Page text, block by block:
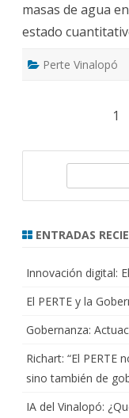
masas de agua
estado
Perte Vinalopó
entradas
1
c
ENTRADAS
Innovación digital:
El PERTE y la
Gobernanza:
Richart: “El
sino también de
IA del Vinalopó: